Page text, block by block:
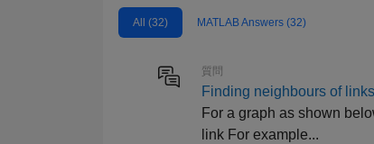
All (32) MATLAB Answers (32)
質問
Finding neighbours of
For a graph as shown
link For example...